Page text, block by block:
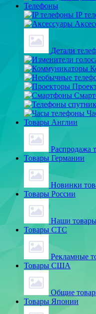
Телефоны
IP
Детали
Товары Англии
Распродажа
Товары Германии
Новинки
Товары России
Наши
Товары СТС
Рекламные
Товары США
Общие
Товары Японии